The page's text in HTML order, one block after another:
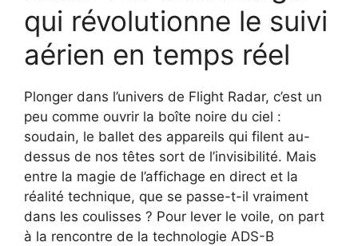
qui révolutionne le suivi
aérien en temps réel
Plonger dans l’univers de Flight Radar, c’est un
peu comme ouvrir la boîte noire du ciel :
soudain, le ballet des appareils qui filent au-
dessus de nos têtes sort de l’invisibilité. Mais
entre la magie de l’affichage en direct et la
réalité technique, que se passe-t-il vraiment
dans les coulisses ? Pour lever le voile, on part
à la rencontre de la technologie ADS-B